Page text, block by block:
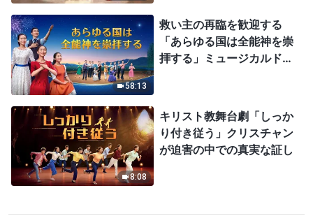
58:13
救い主の再臨を歓迎する
「あらゆる国は全能神を崇
拝する」ミュージカルドラ
8:08
キリスト教舞台劇「しっか
り付き従う」クリスチャン
が迫害の中での真実な証し